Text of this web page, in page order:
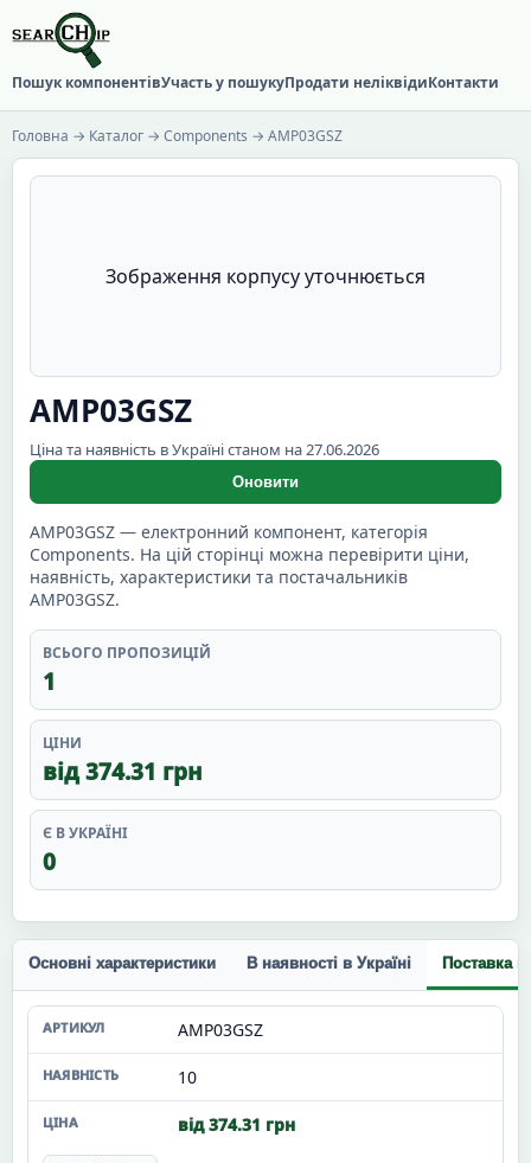
Пошук компонентівУчасть у пошукуПродати неліквідиКонтакти
Головна → Каталог → Components → AMP03GSZ
Зображення корпусу уточнюється
AMP03GSZ
Ціна та наявність в Україні станом на 27.06.2026
Оновити
AMP03GSZ — електронний компонент, категорія
Components. На цій сторінці можна перевірити ціни,
наявність, характеристики та постачальників
AMP03GSZ.
ВСЬОГО ПРОПОЗИЦІЙ
1
ЦІНИ
від 374.31 грн
Є В УКРАЇНІ
0
Основні характеристики В наявності в Україні Поставка
AMP03GSZ
10
від 374.31 грн